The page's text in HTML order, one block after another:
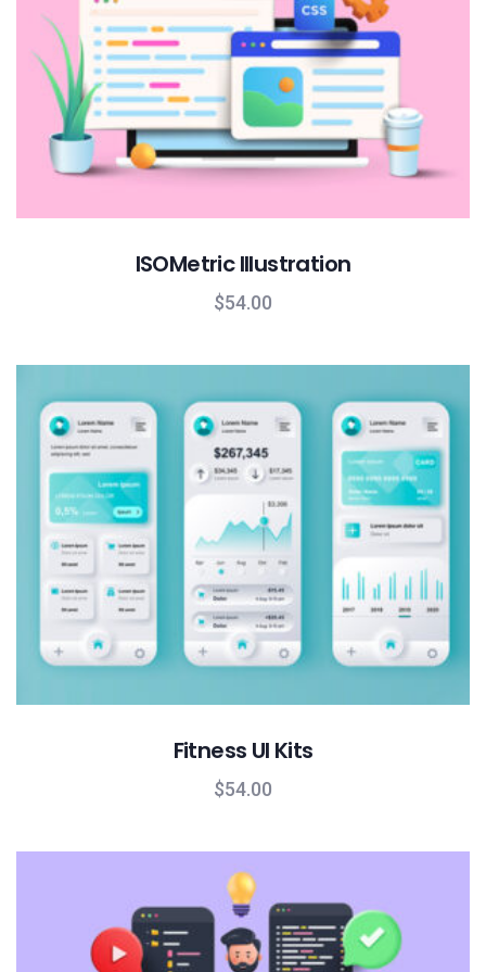
ISOMetric Illustration
$54.00
Fitness UI Kits
$54.00